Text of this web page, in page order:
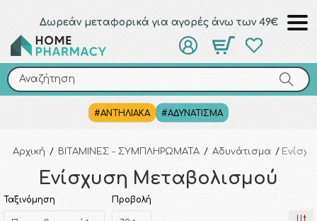
Δωρεάν μεταφορικά για αγορές άνω των 49€
Αναζήτηση
#ΑΝΤΗΛΙΑΚΑ #ΑΔΥΝΑΤΙΣΜΑ
Αναζήτηση
Αρχική / ΒΙΤΑΜΙΝΕΣ - ΣΥΜΠΛΗΡΩΜΑΤΑ / Αδυνάτισμα /
Ενίσχυση Μεταβολισμού
Ταξινόμηση Προβολή